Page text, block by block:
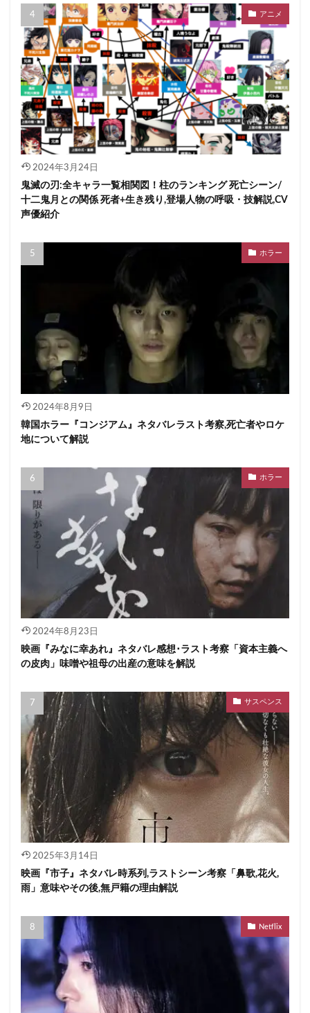
アニメ
2024年3月24日
鬼滅の刃:全キャラ一覧相関図！柱のランキング 死亡シーン/
十二鬼月との関係 死者+生き残り,登場人物の呼吸・技解説,CV
声優紹介
ホラー
2024年8月9日
韓国ホラー『コンジアム』ネタバレラスト考察,死亡者やロケ
地について解説
ホラー
2024年8月23日
映画『みなに幸あれ』ネタバレ感想･ラスト考察「資本主義へ
の皮肉」味噌や祖母の出産の意味を解説
サスペンス
2025年3月14日
映画『市子』ネタバレ時系列,ラストシーン考察「鼻歌,花火,
雨」意味やその後,無戸籍の理由解説
Netflix